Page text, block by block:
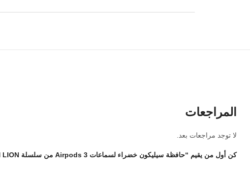
المراجعات
لا توجد مراجعات بعد.
كن أول من يقيم “حافظة سيليكون خضراء لسماعات Airpods 3 من سلسلة Berlin GREEN LION الأصلية”